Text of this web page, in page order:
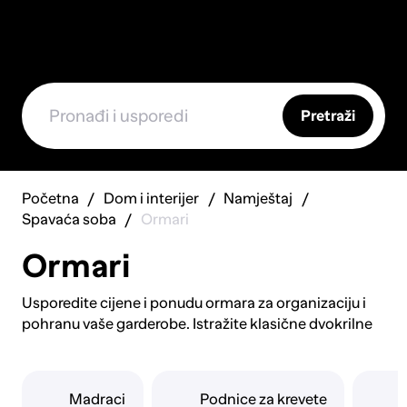
Pretraži
Početna Dom i interijer
Namještaj
Spavaća soba
Ormari
Ormari
Usporedite cijene i ponudu ormara za organizaciju i
pohranu vaše garderobe. Istražite klasične dvokrilne
Madraci Podnice za krevete